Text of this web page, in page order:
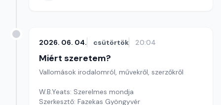
2026. 06. 04. csütörtök 20:04
Miért szeretem?
Vallomások irodalomról, művekről, szerzőkről
W.B.Yeats: Szerelmes mondja
Szerkesztő: Fazekas Gyöngyvér